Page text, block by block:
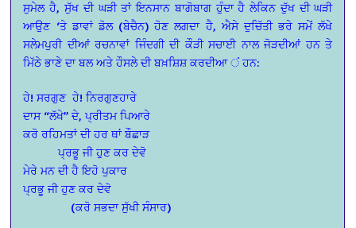
ਸੁਮੇਲ ਹੈ, ਸੁੱਖ ਦੀ ਘੜੀ ਤਾਂ ਇਨਸਾਨ ਬਾਗੋਬਾਗ ਹੁੰਦਾ ਹੈ ਲੇਕਿਨ ਦੁੱਖ ਦੀ ਘੜੀ
ਆਉਣ ‘ਤੇ ਡਾਵਾਂ ਡੋਲ (ਬੇਚੈਨ) ਹੋਣ ਲਗਦਾ ਹੈ, ਐਸੇ ਦੁਚਿੱਤੀ ਭਰੇ ਸਮੇਂ ਲੱਖੇ
ਸਲੇਮਪੁਰੀ ਦੀਆਂ ਰਚਨਾਵਾਂ ਜਿੰਦਗੀ ਦੀ ਕੌੜੀ ਸਚਾਈ ਨਾਲ ਜੋੜਦੀਆਂ ਹਨ ਤੇ
ਮਿੱਠੇ ਭਾਣੇ ਦਾ ਬਲ ਅਤੇ ਹੌਸਲੇ ਦੀ ਬਖ਼ਸ਼ਿਸ਼ ਕਰਦੀਆ ਂ ਹਨ:
ਹੇ! ਸਰਗੁਣ ਹੇ! ਨਿਰਗੁਣਹਾਰੇ
ਦਾਸ “ਲੱਖੇ” ਦੇ, ਪ੍ਰੀਤਮ ਪਿਆਰੇ
ਕਰੋ ਰਹਿਮਤਾਂ ਦੀ ਹਰ ਥਾਂ ਬੌਛਾੜ
ਪ੍ਰਭੂ ਜੀ ਹੁਣ ਕਰ ਦੇਵੋ
ਮੇਰੇ ਮਨ ਦੀ ਹੈ ਇਹੋ ਪੁਕਾਰ
ਪ੍ਰਭੂ ਜੀ ਹੁਣ ਕਰ ਦੇਵੋ
(ਕਰੋ ਸਭਦਾ ਸੁੱਖੀ ਸੰਸਾਰ)